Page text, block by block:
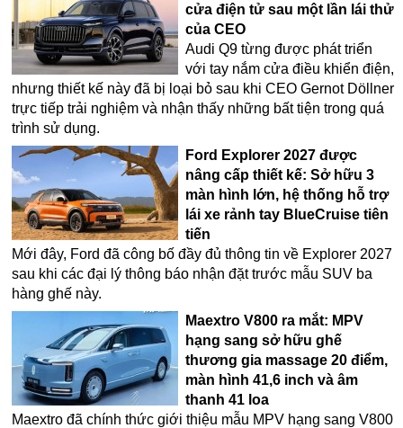
cửa điện tử sau một lần lái thử
của CEO
Audi Q9 từng được phát triển
với tay nắm cửa điều khiển điện,
nhưng thiết kế này đã bị loại bỏ sau khi CEO Gernot Döllner
trực tiếp trải nghiệm và nhận thấy những bất tiện trong quá
trình sử dụng.
Ford Explorer 2027 được
nâng cấp thiết kế: Sở hữu 3
màn hình lớn, hệ thống hỗ trợ
lái xe rảnh tay BlueCruise tiên
tiến
Mới đây, Ford đã công bố đầy đủ thông tin về Explorer 2027
sau khi các đại lý thông báo nhận đặt trước mẫu SUV ba
hàng ghế này.
Maextro V800 ra mắt: MPV
hạng sang sở hữu ghế
thương gia massage 20 điểm,
màn hình 41,6 inch và âm
thanh 41 loa
Maextro đã chính thức giới thiệu mẫu MPV hạng sang V800